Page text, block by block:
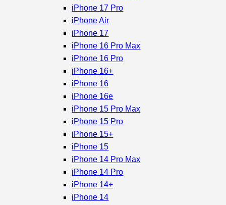
iPhone 17 Pro
iPhone Air
iPhone 17
iPhone 16 Pro Max
iPhone 16 Pro
iPhone 16+
iPhone 16
iPhone 16e
iPhone 15 Pro Max
iPhone 15 Pro
iPhone 15+
iPhone 15
iPhone 14 Pro Max
iPhone 14 Pro
iPhone 14+
iPhone 14